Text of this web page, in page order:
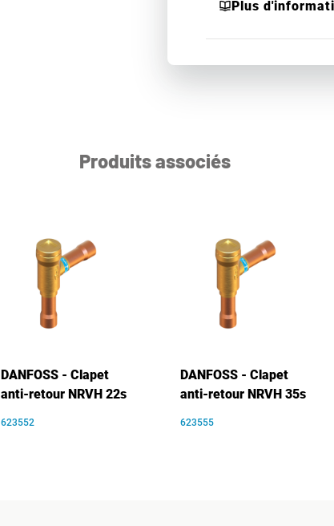
Plus
Produits associés
DANFOSS - Clapet
anti-retour NRVH 22s
623552
DANFOSS - Clapet
anti-retour NRVH 35s
623555